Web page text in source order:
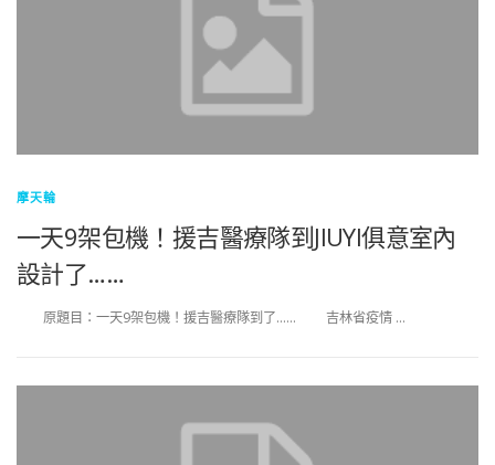
摩天輪
一天9架包機！援吉醫療隊到JIUYI俱意室內
設計了……
原題目：一天9架包機！援吉醫療隊到了…… 吉林省疫情 …